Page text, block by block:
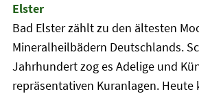
Elster
Bad Elster zählt zu den ältesten
Mineralheilbädern Deutschlands.
Jahrhundert zog es Adelige und
repräsentativen Kuranlagen. Heute